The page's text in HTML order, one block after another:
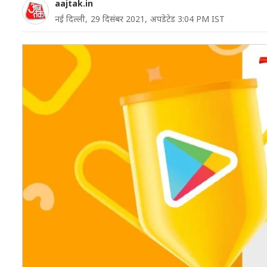
aajtak.in
नई दिल्ली, 29 दिसंबर 2021, अपडेटेड 3:04 PM IST